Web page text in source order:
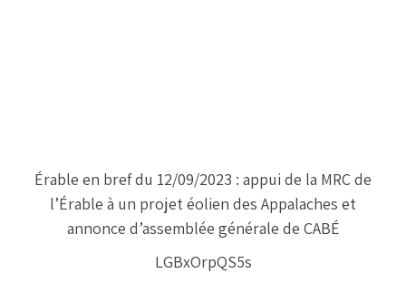
Érable en bref du 12/09/2023 : appui de la MRC de
l’Érable à un projet éolien des Appalaches et
annonce d’assemblée générale de CABÉ
LGBxOrpQS5s